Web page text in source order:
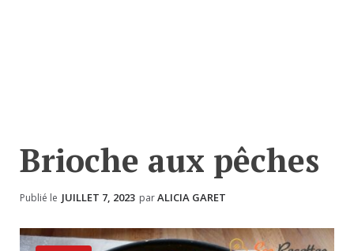
Brioche aux pêches
Publié le JUILLET 7, 2023 parALICIA GARET